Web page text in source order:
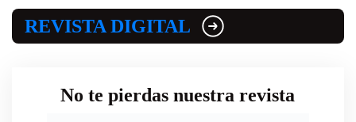
REVISTA DIGITAL
No te pierdas nuestra revista